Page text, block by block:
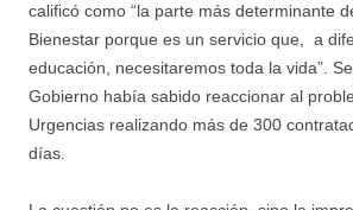
calificó como “la parte más determinante
Bienestar porque es un servicio que, a
educación, necesitaremos toda la vida”.
Gobierno había sabido reaccionar al
Urgencias realizando más de 300
días.